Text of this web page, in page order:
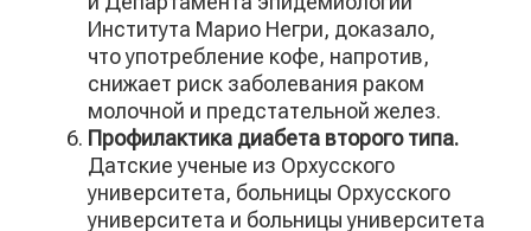
Института Марио Негри, доказало,
что употребление кофе, напротив,
снижает риск заболевания раком
молочной и предстательной желез.
Профилактика диабета второго типа.
Датские ученые из Орхусского
университета, больницы Орхусского
университета и больницы университета